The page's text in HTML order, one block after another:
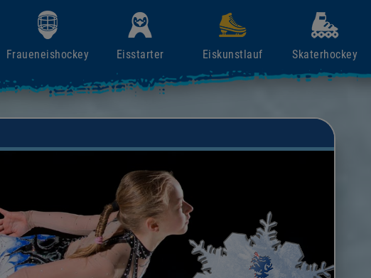
Fraueneishockey Eisstarter Eiskunstlauf Skaterhockey